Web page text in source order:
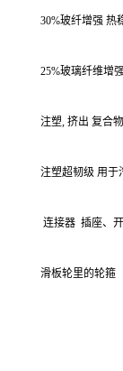
30%玻纤增强 热
25%玻璃纤维增
注塑, 挤出 复合
注塑超韧级 用于
连接器 插座、
滑板轮里的轮箍